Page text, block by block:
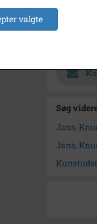
Søg
Jans,
Jans,
valgte